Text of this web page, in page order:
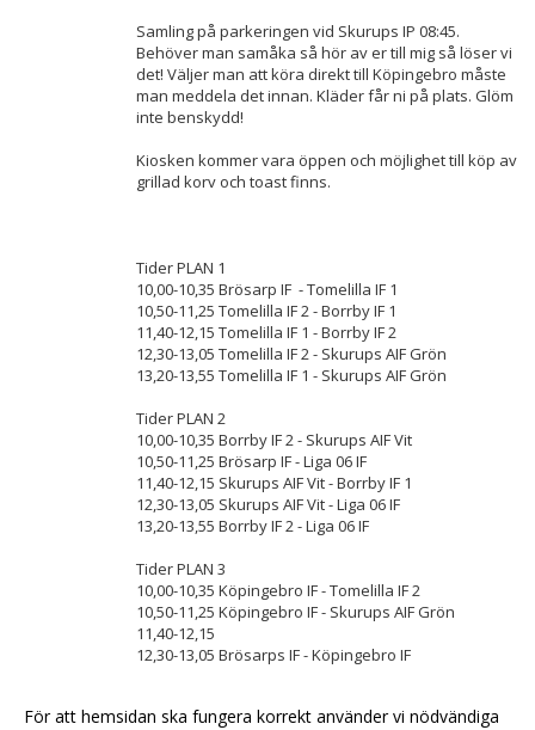
Samling på parkeringen vid Skurups IP 08:45.
Behöver man samåka så hör av er till mig så löser vi
det! Väljer man att köra direkt till Köpingebro måste
man meddela det innan. Kläder får ni på plats. Glöm
inte benskydd!
Kiosken kommer vara öppen och möjlighet till köp av
grillad korv och toast finns.
Tider PLAN 1
10,00-10,35 Brösarp IF - Tomelilla IF 1
10,50-11,25 Tomelilla IF 2 - Borrby IF 1
11,40-12,15 Tomelilla IF 1 - Borrby IF 2
12,30-13,05 Tomelilla IF 2 - Skurups AIF Grön
13,20-13,55 Tomelilla IF 1 - Skurups AIF Grön
Tider PLAN 2
10,00-10,35 Borrby IF 2 - Skurups AIF Vit
10,50-11,25 Brösarp IF - Liga 06 IF
11,40-12,15 Skurups AIF Vit - Borrby IF 1
12,30-13,05 Skurups AIF Vit - Liga 06 IF
13,20-13,55 Borrby IF 2 - Liga 06 IF
Tider PLAN 3
10,00-10,35 Köpingebro IF - Tomelilla IF 2
10,50-11,25 Köpingebro IF - Skurups AIF Grön
11,40-12,15
12,30-13,05 Brösarps IF - Köpingebro IF
För att hemsidan ska fungera korrekt använder vi nödvändiga